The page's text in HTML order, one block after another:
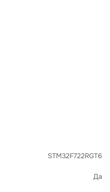
STM32F722RGT6
Да